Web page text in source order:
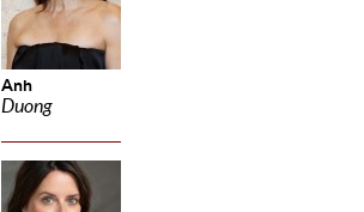
Anh
Duong